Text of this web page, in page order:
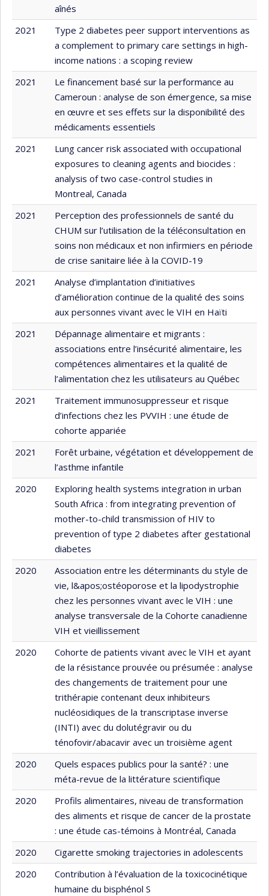
aînés
2021
Type 2 diabetes peer support interventions as
a complement to primary care settings in high-
income nations : a scoping review
2021
Le financement basé sur la performance au
Cameroun : analyse de son émergence, sa mise
en œuvre et ses effets sur la disponibilité des
médicaments essentiels
2021
Lung cancer risk associated with occupational
exposures to cleaning agents and biocides :
analysis of two case-control studies in
Montreal, Canada
2021
Perception des professionnels de santé du
CHUM sur l’utilisation de la téléconsultation en
soins non médicaux et non infirmiers en période
de crise sanitaire liée à la COVID-19
2021
Analyse d’implantation d’initiatives
d’amélioration continue de la qualité des soins
aux personnes vivant avec le VIH en Haïti
2021
Dépannage alimentaire et migrants :
associations entre l’insécurité alimentaire, les
compétences alimentaires et la qualité de
l’alimentation chez les utilisateurs au Québec
2021
Traitement immunosuppresseur et risque
d’infections chez les PVVIH : une étude de
cohorte appariée
2021
Forêt urbaine, végétation et développement de
l’asthme infantile
2020
Exploring health systems integration in urban
South Africa : from integrating prevention of
mother-to-child transmission of HIV to
prevention of type 2 diabetes after gestational
diabetes
2020
Association entre les déterminants du style de
vie, l&apos;ostéoporose et la lipodystrophie
chez les personnes vivant avec le VIH : une
analyse transversale de la Cohorte canadienne
VIH et vieillissement
2020
Cohorte de patients vivant avec le VIH et ayant
de la résistance prouvée ou présumée : analyse
des changements de traitement pour une
trithérapie contenant deux inhibiteurs
nucléosidiques de la transcriptase inverse
(INTI) avec du dolutégravir ou du
ténofovir/abacavir avec un troisième agent
2020
Quels espaces publics pour la santé? : une
méta-revue de la littérature scientifique
2020
Profils alimentaires, niveau de transformation
des aliments et risque de cancer de la prostate
: une étude cas-témoins à Montréal, Canada
2020
Cigarette smoking trajectories in adolescents
2020
Contribution à l’évaluation de la toxicocinétique
humaine du bisphénol S